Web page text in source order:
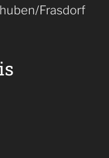
Frasdorf